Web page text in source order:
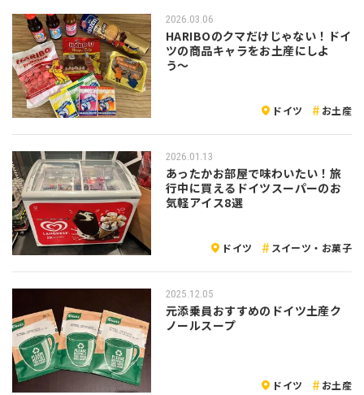
2026.03.06
HARIBOのクマだけじゃない！ドイ
ツの商品キャラをお土産にしよ
う〜
ドイツ お土産
2026.01.13
あったかお部屋で味わいたい！旅
行中に買えるドイツスーパーのお
気軽アイス8選
ドイツ スイーツ・お菓子
2025.12.05
元添乗員おすすめのドイツ土産ク
ノールスープ
ドイツ お土産